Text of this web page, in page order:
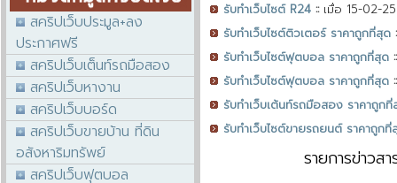
สคริปเว็บประมูล+ลง
ประกาศฟรี
สคริปเว็บเต็นท์รถมือสอง
สคริปเว็บหางาน
สคริปเว็บบอร์ด
สคริปเว็บขายบ้าน ที่ดิน
อสังหาริมทรัพย์
สคริปเว็บฟุตบอล
รับทำเว็บไซต์ R24 :: เมื่อ 15-02-
รับทำเว็บไซต์ติวเตอร์ ราคาถูกที่สุด
รับทำเว็บไซต์ฟุตบอล ราคาถูกที่สุด
รับทำเว็บไซต์ฟุตบอล ราคาถูกที่สุด
รับทำเว็บเต้นท์รถมือสอง ราคาถูกที่
รับทำเว็บไซต์ขายรถยนต์ ราคาถูกที่
รายการข่าว